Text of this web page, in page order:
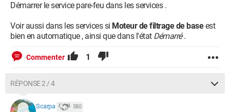
Démarrer le service pare-feu dans les services .
Voir aussi dans les services si Moteur de filtrage de baseest
bien en automatique , ainsi que dans l'état Démarré.
Commenter 1
RÉPONSE 2 / 4
Scarpa 580